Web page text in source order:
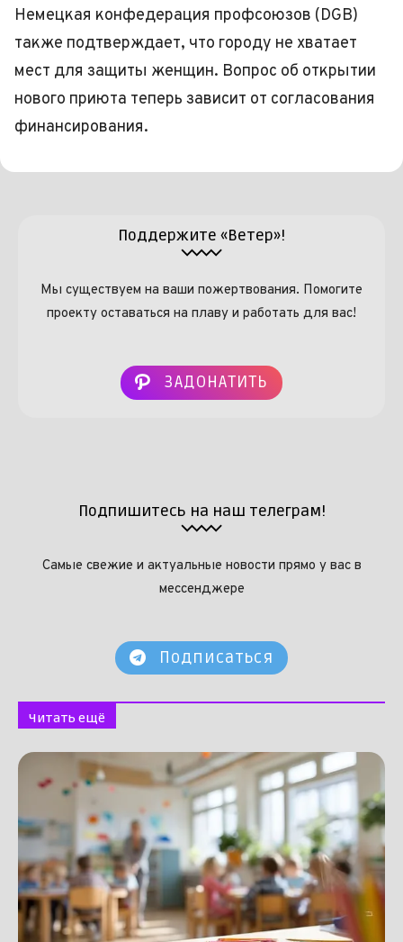
Немецкая конфедерация профсоюзов (DGB)
также подтверждает, что городу не хватает
мест для защиты женщин. Вопрос об открытии
нового приюта теперь зависит от согласования
финансирования.
Поддержите «Ветер»!
Мы существуем на ваши пожертвования. Помогите
проекту оставаться на плаву и работать для вас!
ЗАДОНАТИТЬ
Подпишитесь на наш телеграм!
Самые свежие и актуальные новости прямо у вас в
мессенджере
Подписаться
Читать ещё